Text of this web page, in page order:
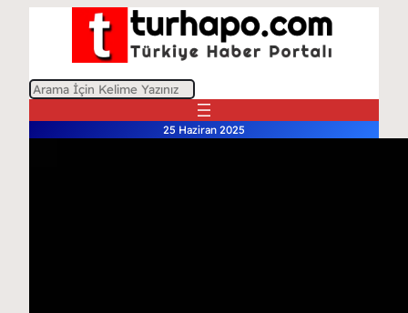
A
r
25 Haziran 2025